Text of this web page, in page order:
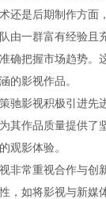
还是后期制作方面
由一群富有经验且
确把握市场趋势。
的影视作品。
驰影视积极引进先
其作品质量提供了
观影体验。
非常重视合作与创
，如将影视与新媒